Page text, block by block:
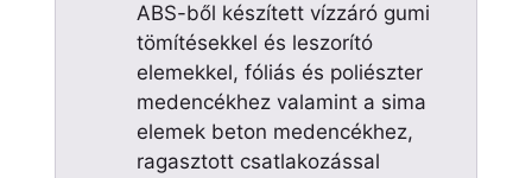
ABS-ből készített vízzáró gumi
tömítésekkel és leszorító
elemekkel, fóliás és poliészter
medencékhez valamint a sima
elemek beton medencékhez,
ragasztott csatlakozással